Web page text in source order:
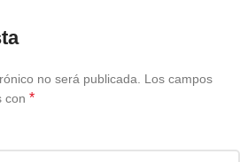
no será publicada.
Los campos
con *